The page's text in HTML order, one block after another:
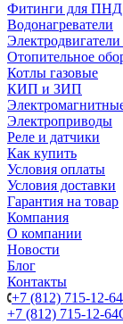
Фитинги для ПНД
Водонагреватели
Отопительное
Котлы газовые
КИП и ЗИП
Электроприводы
Реле и датчики
Как купить
Условия оплаты
Условия доставки
Гарантия на товар
Компания
О компании
Новости
Блог
Контакты
+7 (812) 715-12-64
+7 (812) 715-12-64